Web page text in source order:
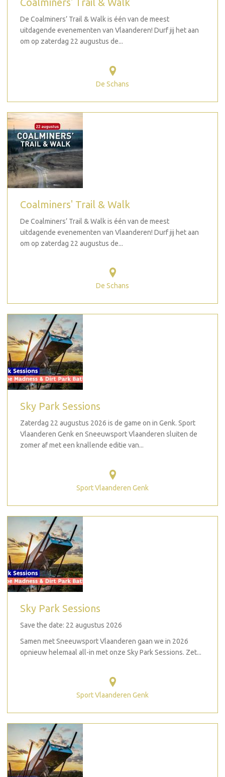
De Coalminers’ Trail & Walk is één van de meest
uitdagende evenementen van Vlaanderen! Durf jij het aan
om op zaterdag 22 augustus de...
De Schans
Coalminers' Trail & Walk
De Coalminers’ Trail & Walk is één van de meest
uitdagende evenementen van Vlaanderen! Durf jij het aan
om op zaterdag 22 augustus de...
De Schans
Sky Park Sessions
Zaterdag 22 augustus 2026 is de game on in Genk. Sport
Vlaanderen Genk en Sneeuwsport Vlaanderen sluiten de
zomer af met een knallende editie van...
Sport Vlaanderen Genk
Sky Park Sessions
Save the date: 22 augustus 2026
Samen met Sneeuwsport Vlaanderen gaan we in 2026
opnieuw helemaal all-in met onze Sky Park Sessions. Zet...
Sport Vlaanderen Genk